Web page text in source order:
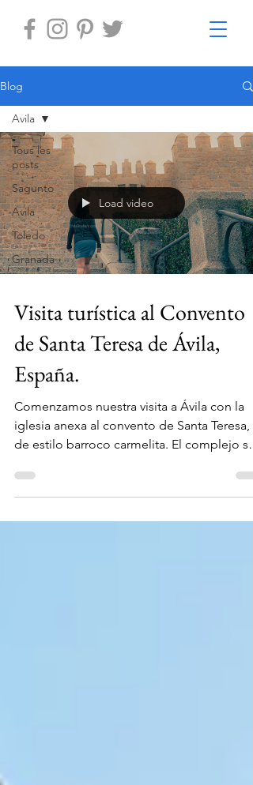
Blog
Tous les
posts
Sagunto
Avila
Toledo
Granada
Avila
Load video
Visita turística al Convento
de Santa Teresa de Ávila,
España.
Comenzamos nuestra visita a Ávila con la
iglesia anexa al convento de Santa Teresa,
de estilo barroco carmelita. El complejo se